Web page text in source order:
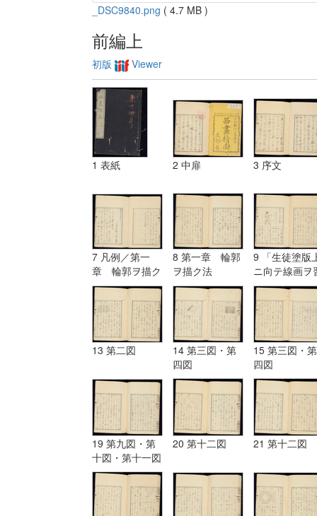
_DSC9840.png ( 4.7 MB )
前編上
初版 Viewer
1 表紙 2 中扉 3 序文
7 凡例／第一
章 輪郭ヲ描ク
法
8 第一章 輪郭
ヲ描ク法
9 「生徒塗版
ニ向テ線画ヲ
フ図」
13 第二図
14 第三図・第
四図
15 第三図・第
四図
19 第九図・第
十図・第十一図
20 第十二図 21 第十二図